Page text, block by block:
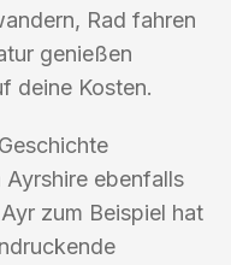
Rad fahren
genießen
deine Kosten.
ebenfalls
zum Beispiel hat